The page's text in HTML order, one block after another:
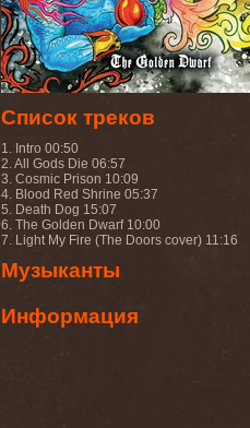
Список треков
1. Intro 00:50
2. All Gods Die 06:57
3. Cosmic Prison 10:09
4. Blood Red Shrine 05:37
5. Death Dog 15:07
6. The Golden Dwarf 10:00
7. Light My Fire (The Doors cover) 11:16
Музыканты
Информация